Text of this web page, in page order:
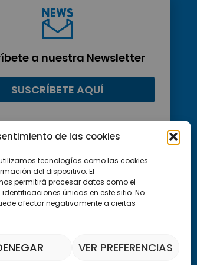
de las cookies
tecnologías como las cookies
del dispositivo. El
permitirá procesar datos como el
únicas en este sitio. No
afectar negativamente a ciertas
VER PREFERENCIAS
a nuestra Newsletter
SUSCRÍBETE AQUÍ